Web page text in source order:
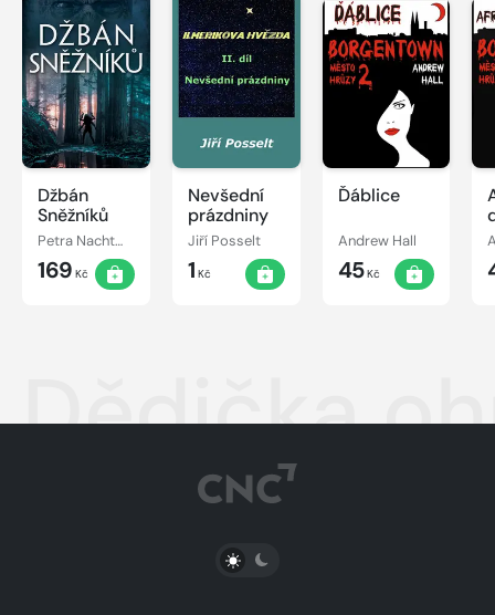
Džbán
Sněžníků
Petra Nachtmanová
169 Kč
Nevšední
prázdniny
Jiří Posselt
1 Kč
Ďáblice
Andrew Hall
45Kč
Dědička
PŘEPNOUT SVĚTLÝ/TMAVÝ REŽIM